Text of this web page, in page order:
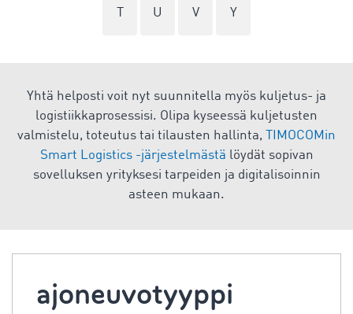
U V Y
Yhtä helposti voit nyt suunnitella myös kuljetus- ja
logistiikkaprosessisi. Olipa kyseessä kuljetusten
valmistelu, toteutus tai tilausten hallinta,
TIMOCOMin
Smart Logistics -järjestelmästä löydät sopivan
sovelluksen yrityksesi tarpeiden ja digitalisoinnin
asteen mukaan.
ajoneuvotyyppi